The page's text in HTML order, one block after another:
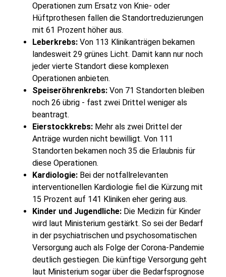
Operationen zum Ersatz von Knie- oder
Hüftprothesen fallen die Standortreduzierungen
mit 61 Prozent höher aus.
Leberkrebs: Von 113 Klinikanträgen bekamen
landesweit 29 grünes Licht. Damit kann nur noch
jeder vierte Standort diese komplexen
Operationen anbieten.
Speiseröhrenkrebs: Von 71 Standorten bleiben
noch 26 übrig - fast zwei Drittel weniger als
beantragt.
Eierstockkrebs: Mehr als zwei Drittel der
Anträge wurden nicht bewilligt. Von 111
Standorten bekamen noch 35 die Erlaubnis für
diese Operationen.
Kardiologie: Bei der notfallrelevanten
interventionellen Kardiologie fiel die Kürzung mit
15 Prozent auf 141 Kliniken eher gering aus.
Kinder und Jugendliche: Die Medizin für Kinder
wird laut Ministerium gestärkt. So sei der Bedarf
in der psychiatrischen und psychosomatischen
Versorgung auch als Folge der Corona-Pandemie
deutlich gestiegen. Die künftige Versorgung geht
laut Ministerium sogar über die Bedarfsprognose